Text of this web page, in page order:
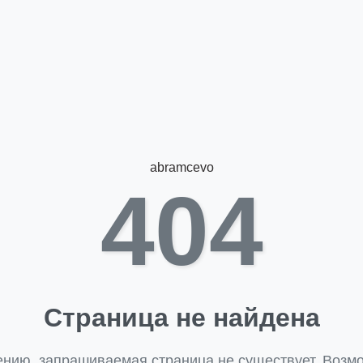
abramcevo
404
Страница не найдена